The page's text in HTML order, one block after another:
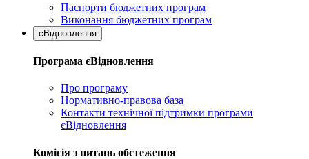
Паспорти бюджетних програм
Виконання бюджетних програм
єВідновлення
Програма єВідновлення
Про програму
Нормативно-правова база
Контакти технічної підтримки програми
єВідновлення
Комісія з питань обстеження